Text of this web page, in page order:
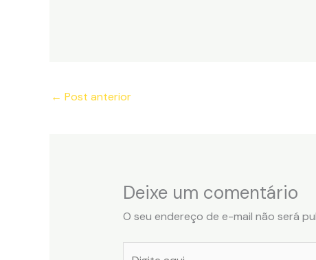
← Post anterior
Deixe um comentário
O seu endereço de e-mail não será